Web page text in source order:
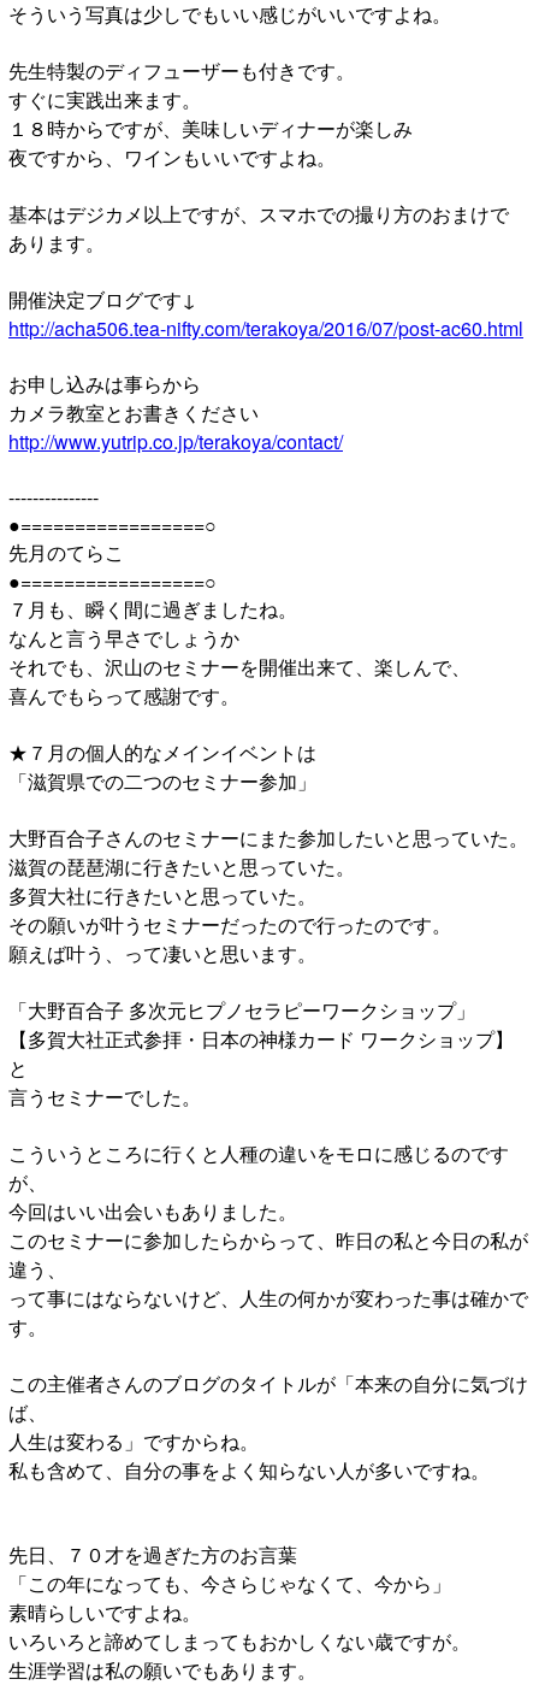
そういう写真は少しでもいい感じがいいですよね。
先生特製のディフューザーも付きです。
すぐに実践出来ます。
１８時からですが、美味しいディナーが楽しみ
夜ですから、ワインもいいですよね。
基本はデジカメ以上ですが、スマホでの撮り方のおまけで
あります。
開催決定ブログです↓
http://acha506.tea-nifty.com/terakoya/2016/07/post-ac60.html
お申し込みは事らから
カメラ教室とお書きください
http://www.yutrip.co.jp/terakoya/contact/
---------------
●=================○
先月のてらこ
●=================○
７月も、瞬く間に過ぎましたね。
なんと言う早さでしょうか
それでも、沢山のセミナーを開催出来て、楽しんで、
喜んでもらって感謝です。
★７月の個人的なメインイベントは
「滋賀県での二つのセミナー参加」
大野百合子さんのセミナーにまた参加したいと思っていた。
滋賀の琵琶湖に行きたいと思っていた。
多賀大社に行きたいと思っていた。
その願いが叶うセミナーだったので行ったのです。
願えば叶う、って凄いと思います。
「大野百合子 多次元ヒプノセラピーワークショップ」
【多賀大社正式参拝・日本の神様カード ワークショップ】
と
言うセミナーでした。
こういうところに行くと人種の違いをモロに感じるのです
が、
今回はいい出会いもありました。
このセミナーに参加したらからって、昨日の私と今日の私が
違う、
って事にはならないけど、人生の何かが変わった事は確かで
す。
この主催者さんのブログのタイトルが「本来の自分に気づけ
ば、
人生は変わる」ですからね。
私も含めて、自分の事をよく知らない人が多いですね。
先日、７０才を過ぎた方のお言葉
「この年になっても、今さらじゃなくて、今から」
素晴らしいですよね。
いろいろと諦めてしまってもおかしくない歳ですが。
生涯学習は私の願いでもあります。